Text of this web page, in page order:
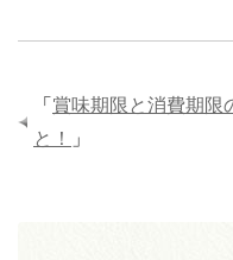
「 賞味期限と消費期限
と！
」